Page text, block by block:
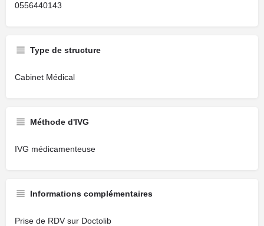
0556440143
Type de structure
Cabinet Médical
Méthode d'IVG
IVG médicamenteuse
Informations complémentaires
Prise de RDV sur Doctolib